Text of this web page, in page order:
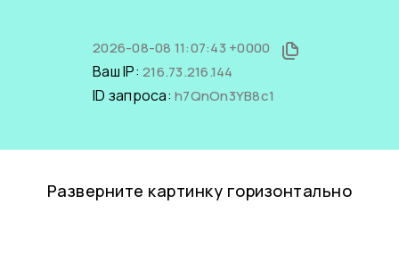
2026-08-08 11:07:43 +0000
Ваш IP: 216.73.216.144
ID запроса: h7QnOn3YB8c1
Разверните картинку горизонтально